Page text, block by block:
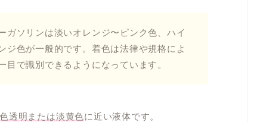
ガソリンは淡いオレンジ〜ピンク色、ハイ
ジ色が一般的です。着色は法律や規格によ
で識別できるようになっています。
透明または淡黄色に近い液体です。